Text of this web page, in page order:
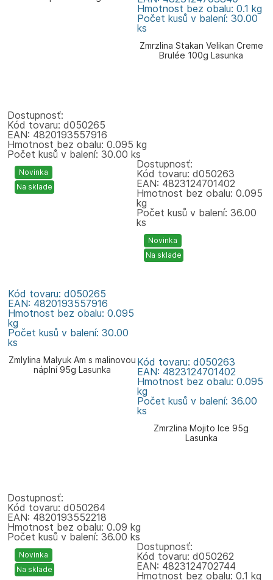
Hmotnost bez obalu: 0.1 kg
Počet kusů v balení: 30.00
ks
Zmrzlina Stakan Velikan Creme
Brulée 100g Lasunka
Dostupnosť:
Kód tovaru: d050265
EAN: 4820193557916
Hmotnost bez obalu: 0.095 kg
Počet kusů v balení: 30.00 ks
Novinka
Na sklade
Kód tovaru: d050265
EAN: 4820193557916
Hmotnost bez obalu: 0.095
kg
Počet kusů v balení: 30.00
ks
Zmlylina Malyuk Am s malinovou
náplní 95g Lasunka
Dostupnosť:
Kód tovaru: d050263
EAN: 4823124701402
Hmotnost bez obalu: 0.095
kg
Počet kusů v balení: 36.00
ks
Novinka
Na sklade
Kód tovaru: d050263
EAN: 4823124701402
Hmotnost bez obalu: 0.095
kg
Počet kusů v balení: 36.00
ks
Zmrzlina Mojito Ice 95g
Lasunka
Dostupnosť:
Kód tovaru: d050264
EAN: 4820193552218
Hmotnost bez obalu: 0.09 kg
Počet kusů v balení: 36.00 ks
Novinka
Na sklade
Dostupnosť:
Kód tovaru: d050262
EAN: 4823124702744
Hmotnost bez obalu: 0.1 kg